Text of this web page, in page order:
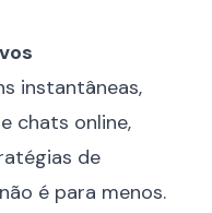
instantâneas,
chats online,
de
é para menos.